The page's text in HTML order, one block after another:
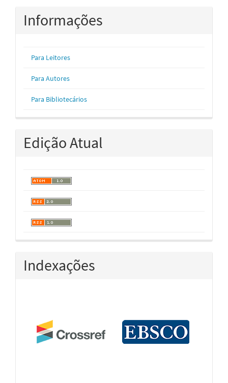
Informações
Para Leitores
Para Autores
Para Bibliotecários
Edição Atual
Indexações